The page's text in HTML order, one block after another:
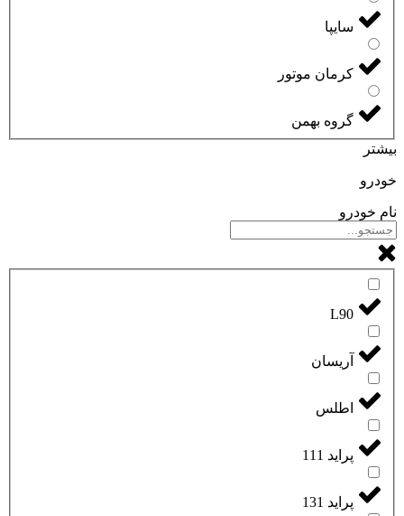
سایپا
کرمان موتور
گروه بهمن
بیشتر
خودرو
نام خودرو
L90
آریسان
اطلس
پراید 111
پراید 131